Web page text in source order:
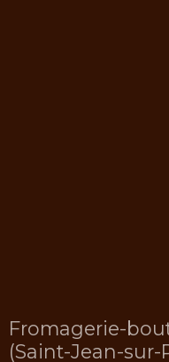
Fromagerie-
(Saint-Jean-sur-